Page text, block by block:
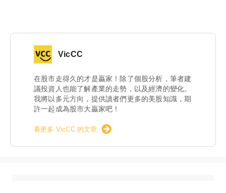
VicCC
在股市走得久的才是贏家！除了個股分析，筆者建
議投資人也能了解產業的走勢，以及經濟的變化。
我將以多元方向，提供讀者們更多的美股知識，期
許一起成為股市大贏家吧！
看更多 VicCC 的文章